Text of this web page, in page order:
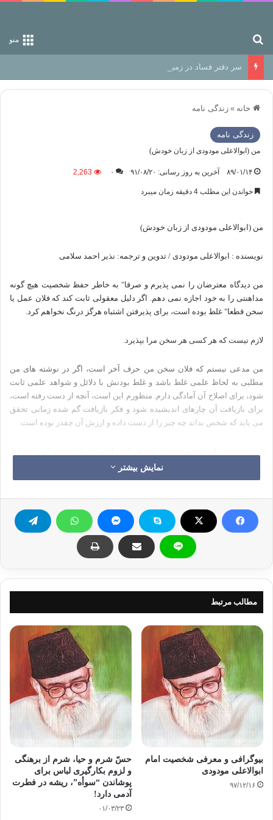
منو
سر دفتر فساد در زمین‌، دوری وکناره‌گیری از راه خداست‌!
خانه » زندگی نامه
زندگی نامه
من (ابوالاعلی مودودی از زبان خودش)
۸۹/۰۱/۱۴ آخرین به روز رسانی: ۹۱/۰۸/۲۰ ۰ 2,263
خواندن این مطلب 4 دقیقه زمان میبرد
من (ابوالاعلی مودودی از زبان خودش)
نويسنده : ابوالاعلی مودودی / تدوین و ترجمه: نذیر احمد سلامی
من دیدگاه معترضان را نمی پذیرم و صرفا" به خاطر حفظ شخصیت هیچ گونه
مداهنتی را به خود اجازه نمی دهم. اگر دلیل معقولی ثابت کند که فلان عمل یا
سخن قطعا" غلط بوده است، برای پذیرفتن اشتباه هرگز درنگ نخواهم کرد.
لازم نیست که هر کسی هر سخن مرا بپذیرد.
من مدعی نیستم که فلان سخن من حرف آخر است، اگر در نوشته های من
مطلبی به لحاظ علمی غلط باشد و غلط بودنش با دلائل و شواهد علمی ثابت
شود، برای اصلاح آن آمادگی دارم. منظورم این است، آنچه از دست رفته است،
برای بازیافت آن چاره­ای اندیشیده شود و فکر بازیافت گم شده زمانی تحقق
می یابد که شخص بداند چه چیز را از دست داده و ارزش آن چقدر بوده است.
رحمت های خداوند محروم شده­ایم؟
و فقط در دست خداوند است. دل من بی قرار و روح من مضطرب است. دماغ
من آرامش ندارد، تنها خداوند قادر به مداوای و معالجه­ی این بیماری است.
کناهان، مرا احاطه کرده اند، صدها کوتاهی و خامی در اعمال من وجود دارد.
ضعف و ناتوانی های جبلّی من، مانع از تبعیت از مرضیات خداوند هستند، جز
توفیق حب فی الله و بعض فی الله
از بندگانش بی نیاز و نیازمند خودش گرداند. می خواهم که پیوند محبت و خوف
مرا از دیگران ببرد و با خودش گره زند و به من چنان قدرت و توفیق عنایت کند
که بتوانم در خدمت به اسلام و مسلمین دین خودم را ادا کرده باشم.
پدر گرامی­ام به بهترین وجه مرا تربیت و پرورش داده بود. او با زبان بسیار شیوا و
باعفت با اشراف دهلی سخن می گفت. او از همان کودکی من مراقب بود که
زبان و لهجه من خراب نشود.
من شخصا" دوست دارم که انسان یا گروهی از مردم صرفا" به منظور بهتر شدن
جامعه جان بدهند. زندانی شوند و مشکلات سختی را تحمل کنند اما نمی پسندم
که کسی برای رسیدن به اهداف عالی عزت نفسش را از دست بدهد پر ستیزش
را از بین برد یا از فطرت و روحش محروم بماند.
فرزندان هم نعمت خداوند و هم امانت او هستند در ازای نعمت باید سپاس گفت
نمایش بیشتر
مطالب مرتبط
بیوگرافی و معرفی شخصیت امام
ابوالاعلی مودودی
۹۷/۱۲/۱۶
حسّ شرم و حیا، شرم از برهنگی
و لزوم بکارگیری لباس برای
پوشاندن “سوأه”، ریشه در فطرت
آدمی‌ دارد!
۰۱/۰۳/۲۳